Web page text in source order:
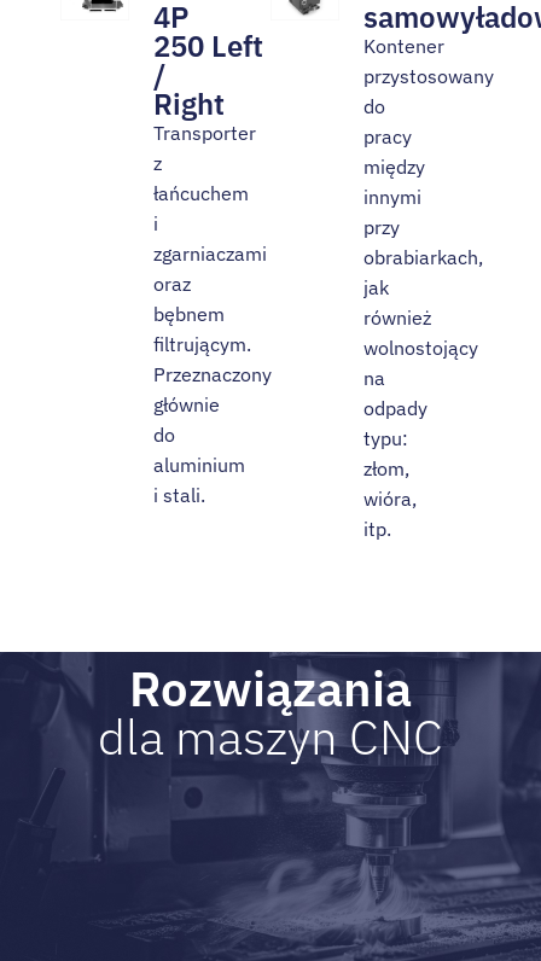
4P
250 Left
/
Right
Transporter
z
łańcuchem
i
zgarniaczami
oraz
bębnem
filtrującym.
Przeznaczony
głównie
do
aluminium
i stali.
Kontener
przystosowany
do
pracy
między
innymi
przy
obrabiarkach,
jak
również
wolnostojący
na
odpady
typu:
złom,
wióra,
itp.
Rozwiązania
dla maszyn CNC​